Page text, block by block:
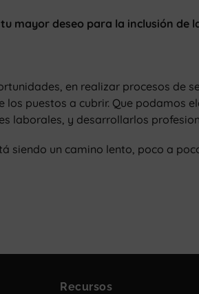
mayor deseo para la inclusión
en realizar procesos de
los puestos a cubrir. Que
laborales, y desarrollarlos
siendo un camino lento, poco a
Recursos